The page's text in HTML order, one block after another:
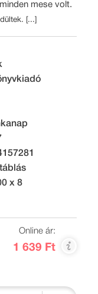
mese volt.
[...]
x 8
Online ár:
1 639 Ft